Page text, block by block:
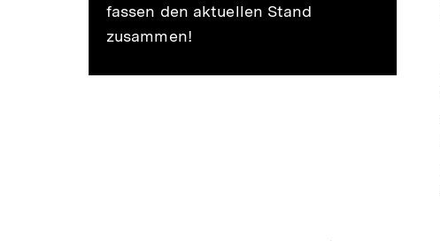
fassen den aktuellen Stand
zusammen!